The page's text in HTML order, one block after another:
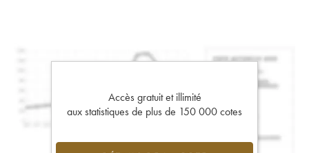
Accès gratuit et illimité
aux statistiques de plus de 150 000 cotes